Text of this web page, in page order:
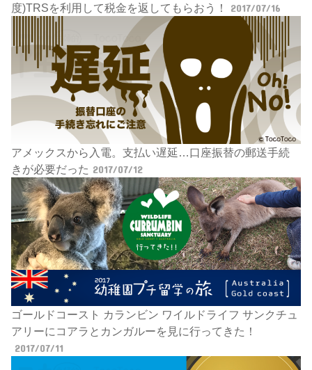
度)TRSを利用して税金を返してもらおう！
2017/07/16
アメックスから入電。支払い遅延…口座振替の郵送手続
きが必要だった 2017/07/12
ゴールドコースト カランビン ワイルドライフ サンクチュ
アリーにコアラとカンガルーを見に行ってきた！
2017/07/11